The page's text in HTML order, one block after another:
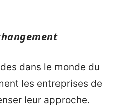
dans le monde du
les entreprises de
leur approche.